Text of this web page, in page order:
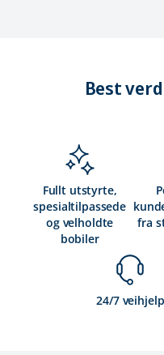
Best
Fullt utstyrte,
spesialtilpassede
og velholdte
bobiler
fra
24/7 veihjelp